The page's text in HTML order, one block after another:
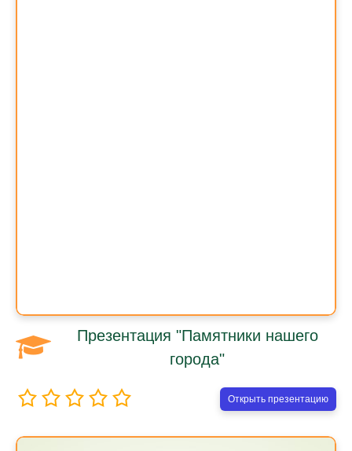
Презентация "Памятники нашего
города"
Открыть презентацию